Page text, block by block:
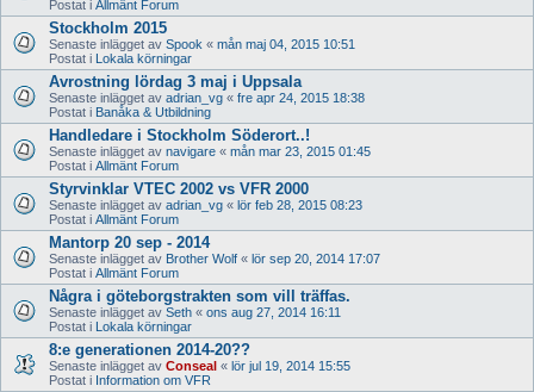
Postat i Allmänt Forum
Stockholm 2015
Senaste inlägget av Spook « mån maj 04, 2015 10:51
Postat i Lokala körningar
Avrostning lördag 3 maj i Uppsala
Senaste inlägget av adrian_vg « fre apr 24, 2015 18:38
Postat i Banåka & Utbildning
Handledare i Stockholm Söderort..!
Senaste inlägget av navigare « mån mar 23, 2015 01:45
Postat i Allmänt Forum
Styrvinklar VTEC 2002 vs VFR 2000
Senaste inlägget av adrian_vg « lör feb 28, 2015 08:23
Postat i Allmänt Forum
Mantorp 20 sep - 2014
Senaste inlägget av Brother Wolf « lör sep 20, 2014 17:07
Postat i Allmänt Forum
Några i göteborgstrakten som vill träffas.
Senaste inlägget av Seth « ons aug 27, 2014 16:11
Postat i Lokala körningar
8:e generationen 2014-20??
Senaste inlägget av Conseal « lör jul 19, 2014 15:55
Postat i Information om VFR